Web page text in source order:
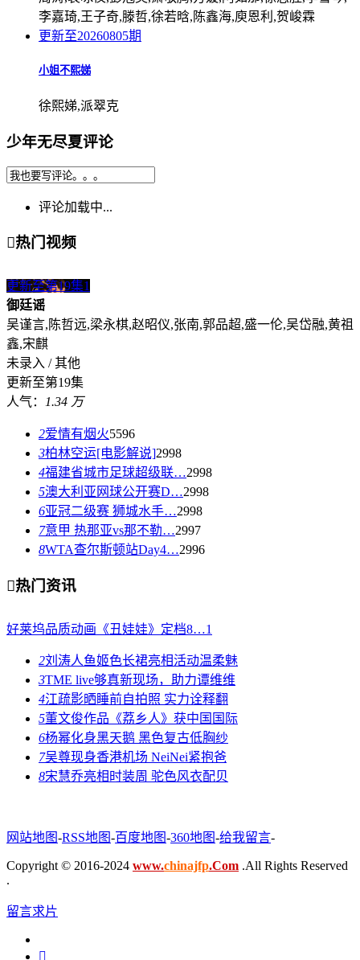
李嘉琦,王子奇,滕哲,徐若晗,陈鑫海,庾恩利,贺峻霖
更新至20260805期
小姐不熙娣
徐熙娣,派翠克
少年无尽夏评论
评论加载中...
热门视频
更新至第19集1
御廷谣
吴谨言,陈哲远,梁永棋,赵昭仪,张南,郭品超,盛一伦,吴岱融,黄祖
鑫,宋麒
未录入 / 其他
更新至第19集
人气：
1.34 万
2爱情有烟火5596
3柏林空运[电影解说]2998
4福建省城市足球超级联…2998
5澳大利亚网球公开赛D…2998
6亚冠二级赛 狮城水手…2998
7意甲 热那亚vs那不勒…2997
8WTA查尔斯顿站Day4…2996
热门资讯
好莱坞品质动画《丑娃娃》定档8… 1
2刘涛人鱼姬色长裙亮相活动温柔魅
3TME live够真新现场，助力谭维维
4江疏影晒睡前自拍照 实力诠释翻
5董文俊作品《荔乡人》获中国国际
6杨幂化身黑天鹅 黑色复古低胸纱
7吴尊现身香港机场 NeiNei紧抱爸
8宋慧乔亮相时装周 驼色风衣配贝
网站地图-RSS地图-百度地图-360地图-给我留言-
Copyright © 2016-2024 www.chinajfp.Com .All Rights Reserved
.
留言求片
